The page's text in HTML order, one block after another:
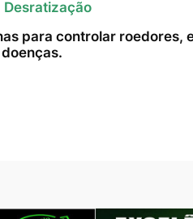
Desratização
para controlar roedores,